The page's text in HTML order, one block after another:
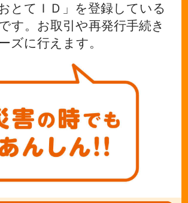
とてＩＤ」を登録している
す。お取引や再発行手続き
ズに行えます。